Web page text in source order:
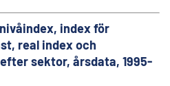
index för
real index och
sektor, årsdata, 1995-